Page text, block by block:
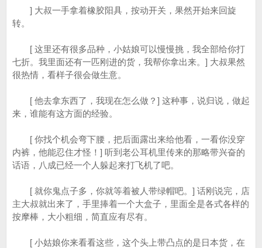
] 大叔一手拿着橡胶阳具，按动开关，果然开始来回旋
转。
[ 这里还有很多品种，小姑娘可以慢慢挑，我全部给你打
七折。我里面还有一匹刚进的货，我帮你拿出来。] 大叔果然
很热情，看样子很会做生意。
[ 他去拿东西了，我现在怎么做？] 这种事，说归说，做起
来，谁能有这方面的经验。
[ 你找个机会弯下腰，把后面露出来给他看，一看你没穿
内裤，他能忍住才怪！] 听到老公耳机里传来的那略带兴奋的
话语，八成已经一个人躲起来打飞机了吧。
[ 就你鬼点子多，你就等着被人带绿帽吧。] 话刚说完，店
主大叔就出来了，手里捧着一个大盒子，里面全是各式各样的
按摩棒，大小粗细，简直应有尽有。
[ 小姑娘你来看看这些，这个头上带凸点的是日本货，在